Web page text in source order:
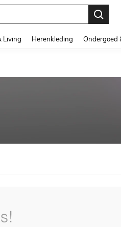
Living Herenkleding Ondergoed